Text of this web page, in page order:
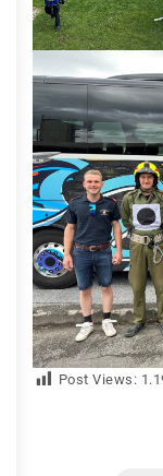
Post Views: